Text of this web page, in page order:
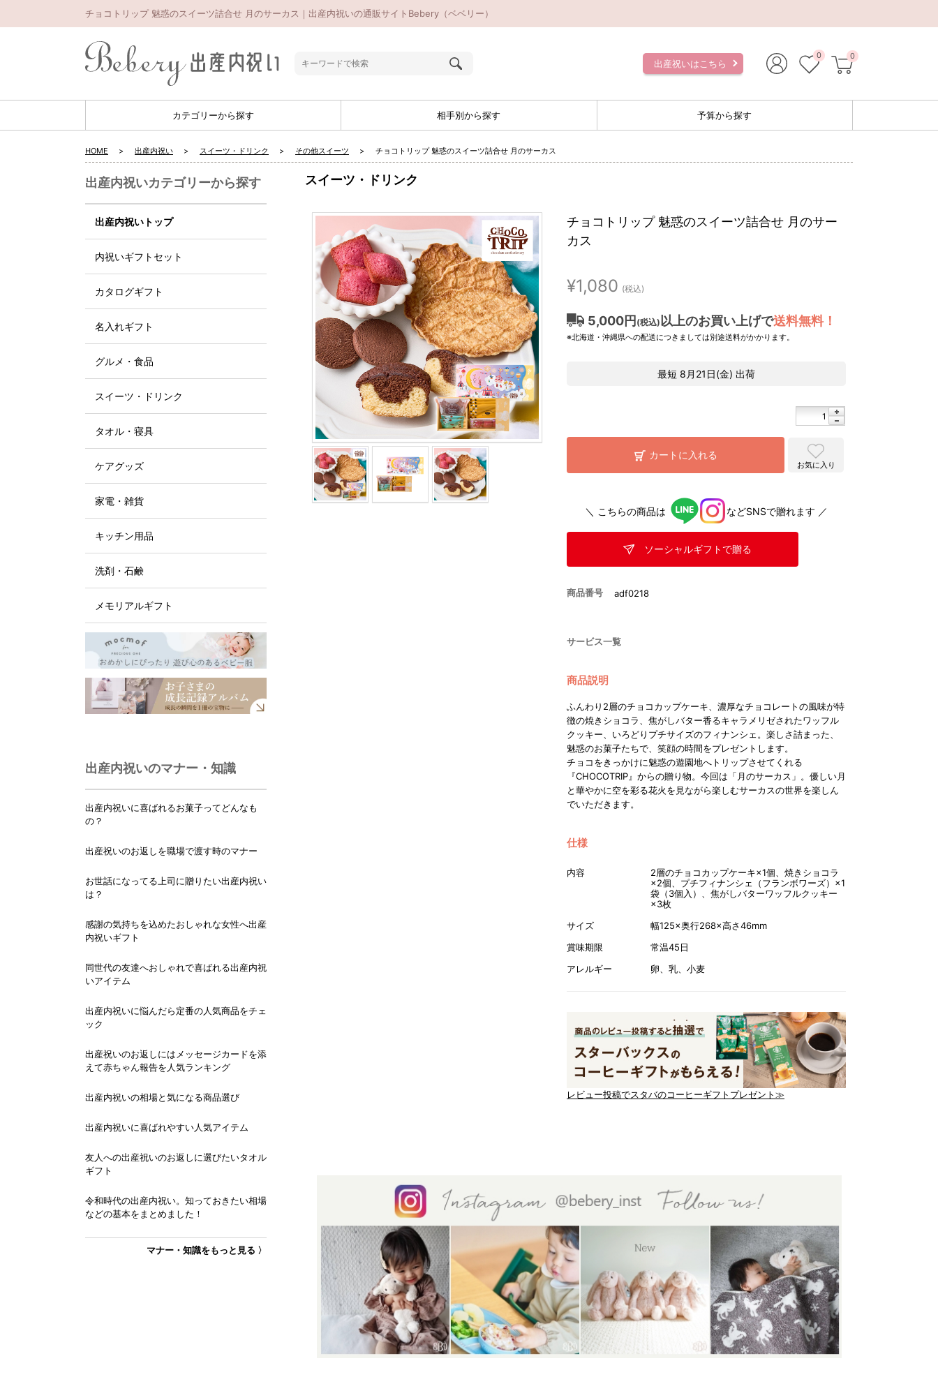
チョコトリップ 魅惑のスイーツ詰合せ 月のサーカス｜出産内祝いの通販サイトBebery（ベベリー）
出産祝いはこちら
0 0
カテゴリーから探す 相手別から探す 予算から探す
HOME 出産内祝い スイーツ・ドリンク その他スイーツ チョコトリップ 魅惑のスイーツ詰合せ 月のサーカス
スイーツ・ドリンク
チョコトリップ 魅惑のスイーツ詰合せ 月のサー
カス
¥1,080 (税込)
5,000円 (税込) 以上のお買い上げで送料無料！
※北海道・沖縄県への配送につきましては別途送料がかかります。
最短 8月21日(金) 出荷
カートに入れる
お気に入り
＼ こちらの商品は などSNSで贈れます ／
ソーシャルギフトで贈る
商品番号 adf0218
サービス一覧
商品説明
ふんわり2層のチョコカップケーキ、濃厚なチョコレートの風味が特
徴の焼きショコラ、焦がしバター香るキャラメリゼされたワッフル
クッキー、いろどりプチサイズのフィナンシェ。楽しさ詰まった、
魅惑のお菓子たちで、笑顔の時間をプレゼントします。
チョコをきっかけに魅惑の遊園地へトリップさせてくれる
『CHOCOTRIP』からの贈り物。今回は「月のサーカス」。優しい月
と華やかに空を彩る花火を見ながら楽しむサーカスの世界を楽しん
でいただきます。
仕様
内容
2層のチョコカップケーキ×1個、焼きショコラ
×2個、プチフィナンシェ（フランボワーズ）×1
袋（3個入）、焦がしバターワッフルクッキー
×3枚
サイズ
幅125×奥行268×高さ46mm
賞味期限
常温45日
アレルギー
卵、乳、小麦
レビュー投稿でスタバのコーヒーギフトプレゼント≫
出産内祝いカテゴリーから探す
出産内祝いトップ
内祝いギフトセット
カタログギフト
名入れギフト
グルメ・食品
スイーツ・ドリンク
タオル・寝具
ケアグッズ
家電・雑貨
キッチン用品
洗剤・石鹸
メモリアルギフト
出産内祝いのマナー・知識
出産内祝いに喜ばれるお菓子ってどんなも
の？
出産祝いのお返しを職場で渡す時のマナー
お世話になってる上司に贈りたい出産内祝い
は？
感謝の気持ちを込めたおしゃれな女性へ出産
内祝いギフト
同世代の友達へおしゃれで喜ばれる出産内祝
いアイテム
出産内祝いに悩んだら定番の人気商品をチェ
ック
出産祝いのお返しにはメッセージカードを添
えて赤ちゃん報告を人気ランキング
出産内祝いの相場と気になる商品選び
出産内祝いに喜ばれやすい人気アイテム
友人への出産祝いのお返しに選びたいタオル
ギフト
令和時代の出産内祝い。知っておきたい相場
などの基本をまとめました！
マナー・知識をもっと見る 〉